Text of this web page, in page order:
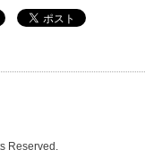
Reserved.